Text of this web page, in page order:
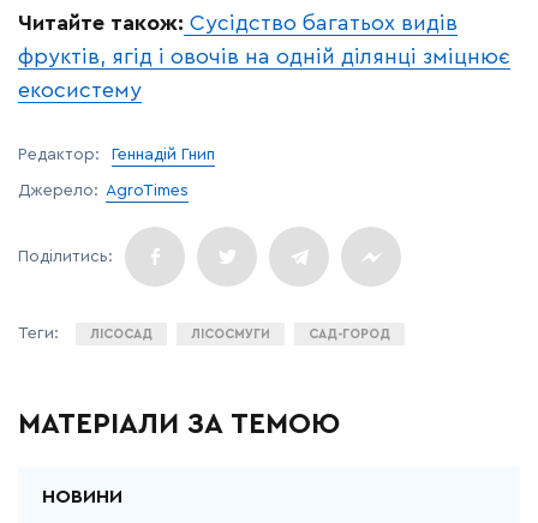
Читайте також: Сусідство багатьох видів
фруктів, ягід і овочів на одній ділянці зміцнює
екосистему
Редактор: Геннадій Гнип
Джерело: AgroTimes
ЛІСОСАД ЛІСОСМУГИ САД-ГОРОД
МАТЕРІАЛИ ЗА ТЕМОЮ